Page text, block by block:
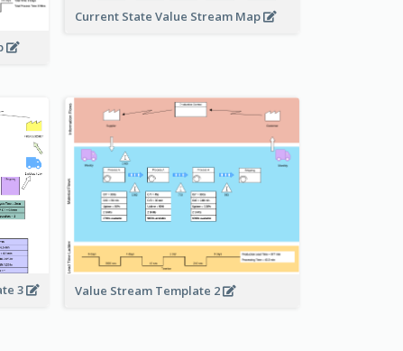
Current State Value Stream Map
3 Value Stream Template 2